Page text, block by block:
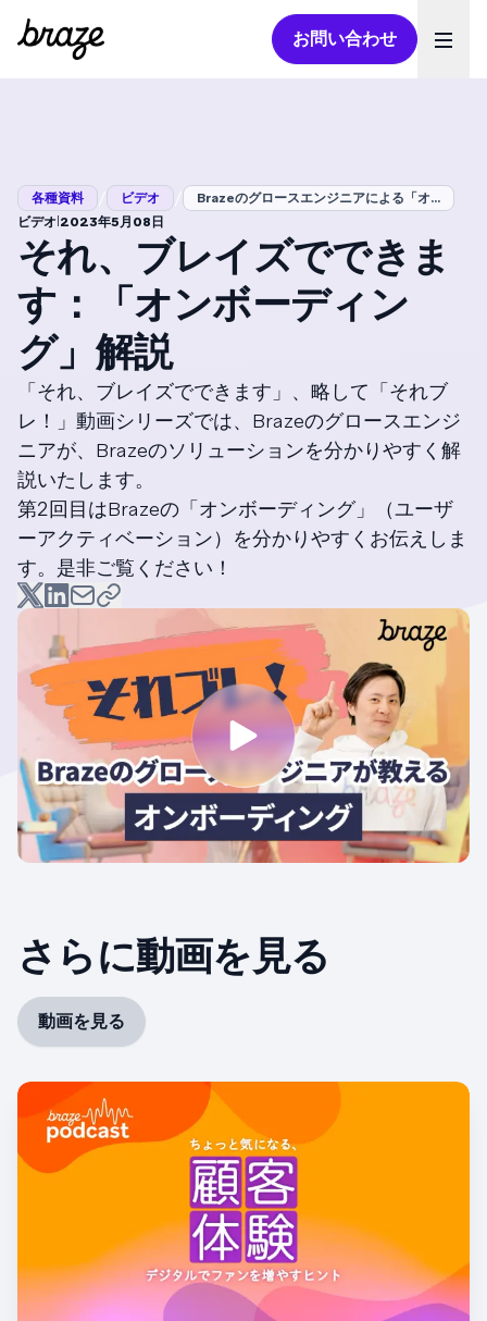
お問い合わせ
各種資料 ビデオ
Brazeのグロースエンジニアによる「オ...
ビデオ|2023年5月08日
それ、ブレイズでできま
す：「オンボーディン
グ」解説
「それ、ブレイズでできます」、略して「それブ
レ！」動画シリーズでは、Brazeのグロースエンジ
ニアが、Brazeのソリューションを分かりやすく解
説いたします。
第２回目はBrazeの「オンボーディング」（ユーザ
ーアクティベーション）を分かりやすくお伝えしま
す。是非ご覧ください！
さらに動画を見る
動画を見る